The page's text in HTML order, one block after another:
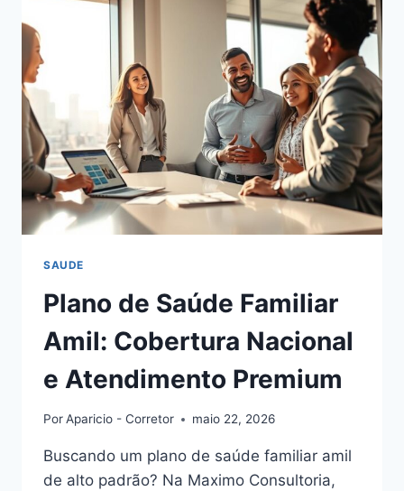
SAUDE
Plano de Saúde Familiar
Amil: Cobertura Nacional
e Atendimento Premium
PorAparicio - Corretor maio 22, 2026
Buscando um plano de saúde familiar amil
de alto padrão? Na Maximo Consultoria,